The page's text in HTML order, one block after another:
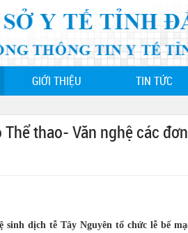
GIỚI THIỆU TIN TỨC
Thể thao- Văn nghệ các
sinh dịch tễ Tây Nguyên tổ chức lễ bế